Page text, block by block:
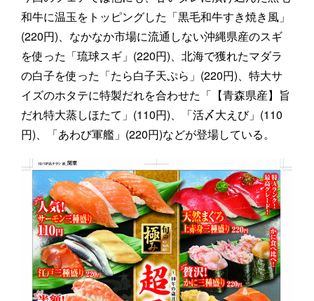
和牛に温玉をトッピングした「黒毛和牛すき焼き風」
(220円)、なかなか市場に流通しない沖縄県産のスギ
を使った「琉球スギ」(220円)、北海で獲れたマダラ
の白子を使った「たら白子天ぷら」(220円)、特大サ
イズのホタテに特製だれを合わせた「【青森県産】旨
だれ特大蒸しほたて」(110円)、「活〆大えび」(110
円)、「あわび軍艦」(220円)などが登場している。